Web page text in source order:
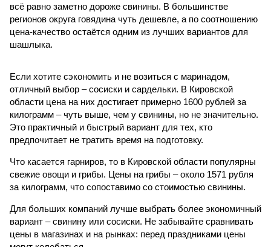
всё равно заметно дороже свинины. В большинстве
регионов округа говядина чуть дешевле, а по соотношению
цена-качество остаётся одним из лучших вариантов для
шашлыка.
Если хотите сэкономить и не возиться с маринадом,
отличный выбор – сосиски и сардельки. В Кировской
области цена на них достигает примерно 1600 рублей за
килограмм – чуть выше, чем у свинины, но не значительно.
Это практичный и быстрый вариант для тех, кто
предпочитает не тратить время на подготовку.
Что касается гарниров, то в Кировской области популярны
свежие овощи и грибы. Цены на грибы – около 1571 рубля
за килограмм, что сопоставимо со стоимостью свинины.
Для больших компаний лучше выбрать более экономичный
вариант – свинину или сосиски. Не забывайте сравнивать
цены в магазинах и на рынках: перед праздниками цены